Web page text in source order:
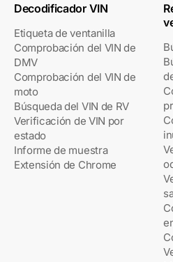
Decodificador VIN
Etiqueta de ventanilla
Comprobación del VIN de
DMV
Comprobación del VIN de
moto
Búsqueda del VIN de RV
Verificación de VIN por
estado
Informe de muestra
Extensión de Chrome